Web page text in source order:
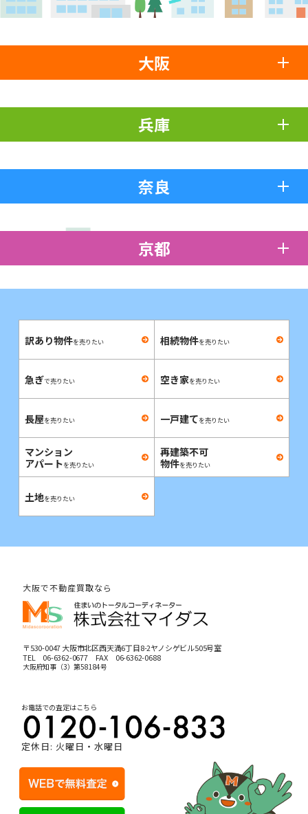
大阪
兵庫
奈良
京都
訳あり物件を売りたい 相続物件を売りたい
急ぎで売りたい 空き家を売りたい
長屋を売りたい 一戸建てを売りたい
マンション
アパートを売りたい
再建築不可
物件を売りたい
土地を売りたい
大阪で不動産買取なら
〒530-0047 大阪市北区西天満6丁目8-2ヤノシゲビル505号室
TEL 06-6362-0677FAX 06-6362-0688
大阪府知事（3）第58184号
お電話での査定はこちら
定休日: 火曜日・水曜日